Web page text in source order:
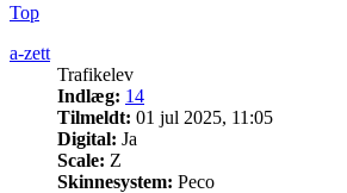
Top
a-zett
Trafikelev
Indlæg: 14
Tilmeldt: 01 jul 2025, 11:05
Digital: Ja
Scale: Z
Skinnesystem: Peco